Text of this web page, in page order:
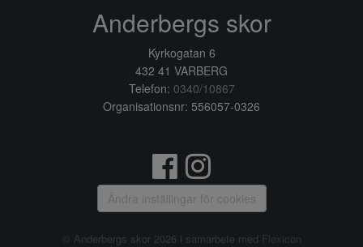
Anderbergs skor
Kyrkogatan 6
432 41 VARBERG
Telefon: 0340/10867
Organisationsnr: 556057-0326
Ändra inställingar för cookies
© Anderbergs skor 2026 i samarbete med Flexicon